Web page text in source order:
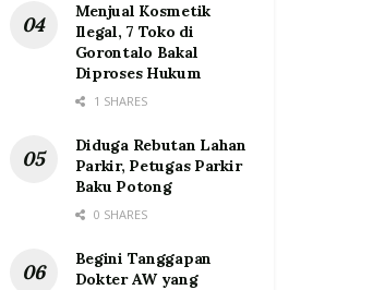
Menjual Kosmetik
Ilegal, 7 Toko di
Gorontalo Bakal
Diproses Hukum
1 SHARES
Diduga Rebutan Lahan
Parkir, Petugas Parkir
Baku Potong
0 SHARES
Begini Tanggapan
Dokter AW yang